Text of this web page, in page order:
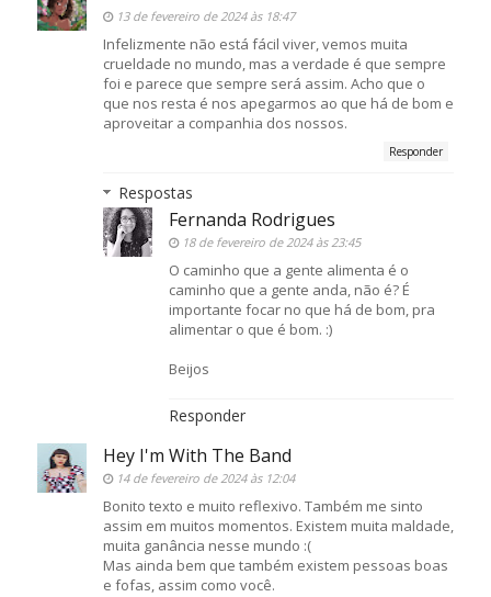
13 de fevereiro de 2024 às 18:47
Infelizmente não está fácil viver, vemos muita
crueldade no mundo, mas a verdade é que sempre
foi e parece que sempre será assim. Acho que o
que nos resta é nos apegarmos ao que há de bom e
aproveitar a companhia dos nossos.
Responder
Respostas
Fernanda Rodrigues
18 de fevereiro de 2024 às 23:45
O caminho que a gente alimenta é o
caminho que a gente anda, não é? É
importante focar no que há de bom, pra
alimentar o que é bom. :)
Beijos
Responder
Hey I'm With The Band
14 de fevereiro de 2024 às 12:04
Bonito texto e muito reflexivo. Também me sinto
assim em muitos momentos. Existem muita maldade,
muita ganância nesse mundo :(
Mas ainda bem que também existem pessoas boas
e fofas, assim como você.